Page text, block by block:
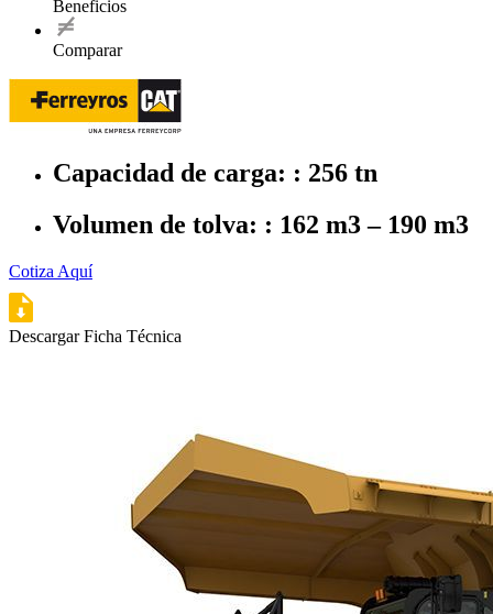
Beneficios
Comparar
Capacidad de carga: : 256 tn
Volumen de tolva: : 162 m3 – 190 m3
Cotiza Aquí
Descargar Ficha Técnica